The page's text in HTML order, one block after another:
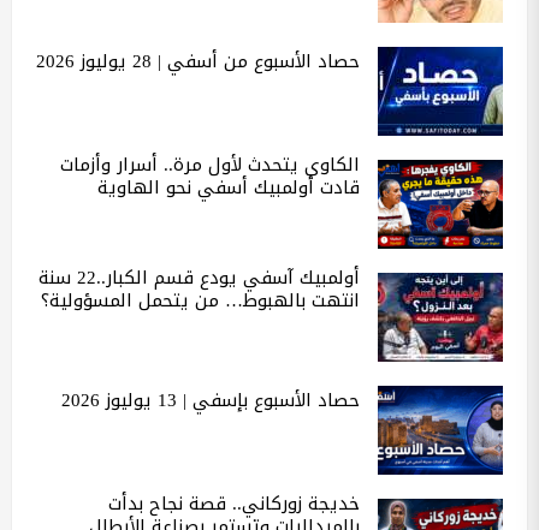
حصاد الأسبوع من أسفي | 28 يوليوز 2026
الكاوي يتحدث لأول مرة.. أسرار وأزمات
قادت أولمبيك أسفي نحو الهاوية
أولمبيك آسفي يودع قسم الكبار..22 سنة
انتهت بالهبوط… من يتحمل المسؤولية؟
حصاد الأسبوع بإسفي | 13 يوليوز 2026
خديجة زوركاني.. قصة نجاح بدأت